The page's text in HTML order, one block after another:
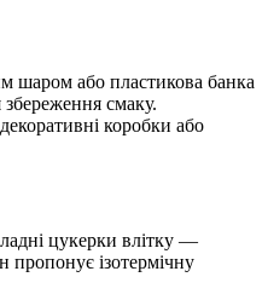
шаром або пластикова банка
смаку.
коробки або
цукерки влітку —
пропонує ізотермічну